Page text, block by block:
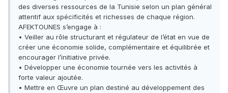
des diverses ressources de la Tunisie selon un plan général
attentif aux spécificités et richesses de chaque région.
AFEKTOUNES s’engage à :
• Veiller au rôle structurant et régulateur de l’état en vue de
créer une économie solide, complémentaire et équilibrée et
encourager l’initiative privée.
• Développer une économie tournée vers les activités à
forte valeur ajoutée.
• Mettre en Œuvre un plan destiné au développement des